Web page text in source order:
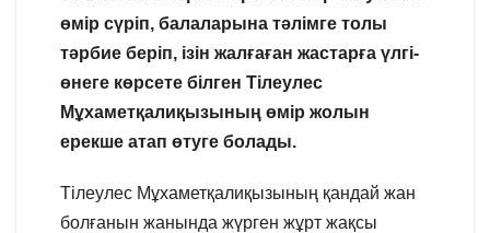
өмір сүріп, балаларына тәлімге толы
тәрбие беріп, ізін жалғаған жастарға үлгі-
өнеге көрсете білген Тілеулес
Мұхаметқалиқызының өмір жолын
ерекше атап өтуге болады.
Тілеулес Мұхаметқалиқызының қандай жан
болғанын жанында жүрген жұрт жақсы